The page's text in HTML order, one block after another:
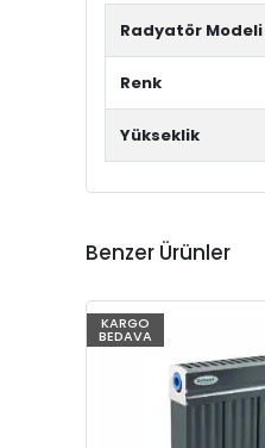
Radyatör Modeli
Renk
Yükseklik
Benzer Ürünler
KARGO
BEDAVA